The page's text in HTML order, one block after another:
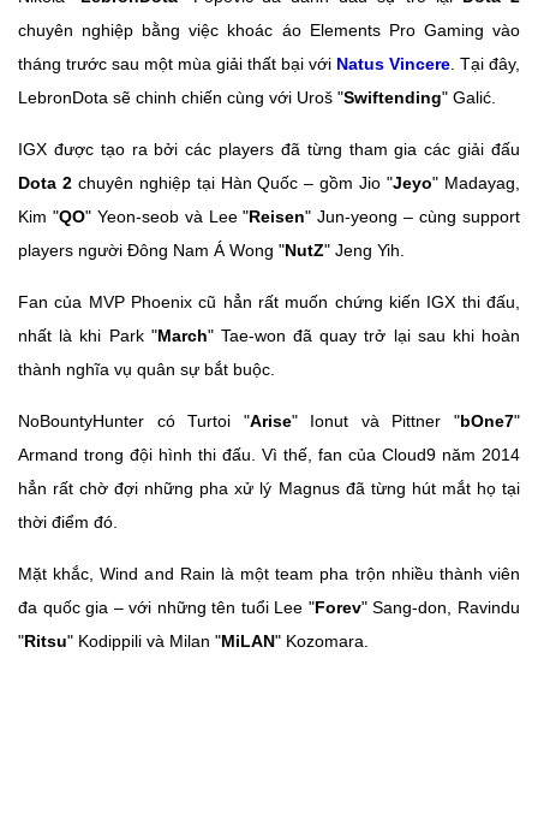
chuyên nghiệp bằng việc khoác áo Elements Pro Gaming vào
tháng trước sau một mùa giải thất bại với Natus Vincere . Tại đây,
LebronDota sẽ chinh chiến cùng với Uroš "Swiftending" Galić.
IGX được tạo ra bởi các players đã từng tham gia các giải đấu
Dota 2chuyên nghiệp tại Hàn Quốc – gồm Jio "Jeyo" Madayag,
Kim "QO" Yeon-seob và Lee "Reisen" Jun-yeong – cùng support
players người Đông Nam Á Wong "NutZ" Jeng Yih.
Fan của MVP Phoenix cũ hẳn rất muốn chứng kiến IGX thi đấu,
nhất là khi Park "March" Tae-won đã quay trở lại sau khi hoàn
thành nghĩa vụ quân sự bắt buộc.
NoBountyHunter có Turtoi "Arise" Ionut và Pittner "bOne7"
Armand trong đội hình thi đấu. Vì thế, fan của Cloud9 năm 2014
hẳn rất chờ đợi những pha xử lý Magnus đã từng hút mắt họ tại
thời điểm đó.
Mặt khắc, Wind and Rain là một team pha trộn nhiều thành viên
đa quốc gia – với những tên tuổi Lee "Forev" Sang-don, Ravindu
"Ritsu" Kodippili và Milan "MiLAN" Kozomara.